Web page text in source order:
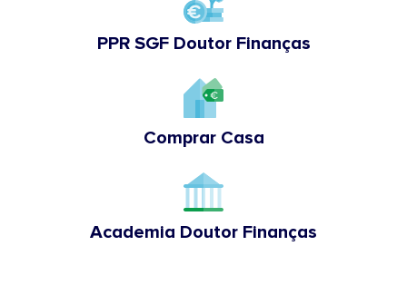
PPR SGF Doutor Finanças
Comprar Casa
Academia Doutor Finanças